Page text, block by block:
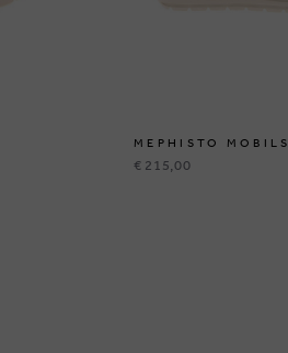
MEPHISTO MOBILS
€ 215,00